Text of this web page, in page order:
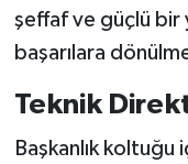
şeffaf ve güçlü bir
başarılara
Teknik
Başkanlık koltuğu